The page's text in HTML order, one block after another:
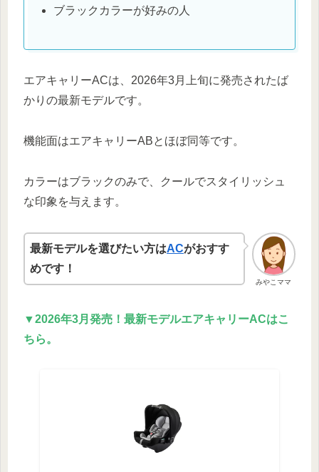
ブラックカラーが好みの人
エアキャリーACは、2026年3月上旬に発売されたば
かりの最新モデルです。
機能面はエアキャリーABとほぼ同等です。
カラーはブラックのみで、クールでスタイリッシュ
な印象を与えます。
みやこママ
最新モデルを選びたい方はACがおすす
めです！
▼2026年3月発売！最新モデルエアキャリーACはこ
ちら。